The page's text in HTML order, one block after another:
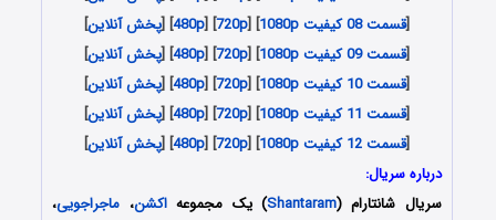
[قسمت 08 کیفیت 1080p ] [
720p
] [
480p
] [پخش آنلاین]
[قسمت 09 کیفیت 1080p ] [
720p
] [
480p
] [پخش آنلاین]
[قسمت 10 کیفیت 1080p ] [
720p
] [
480p
] [پخش آنلاین]
[قسمت 11 کیفیت 1080p ] [
720p
] [
480p
] [پخش آنلاین]
[قسمت 12 کیفیت 1080p ] [
720p
] [
480p
] [پخش آنلاین]
درباره سریال:
سریال شانتارام (Shantaram) یک مجموعهاکشن، ماجراجویی،